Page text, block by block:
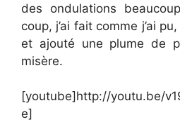
des ondulations
coup, j’ai fait comme j’ai
et ajouté une plume de
misère.
[youtube]http://youtu.be/
e]